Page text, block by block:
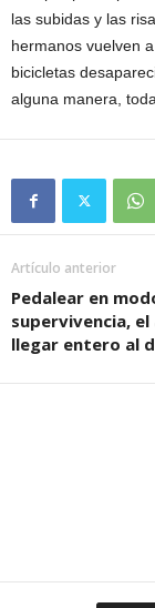
las subidas y las
hermanos vuelven
bicicletas
alguna manera,
Artículo anterior
Pedalear en
supervivencia,
llegar entero al